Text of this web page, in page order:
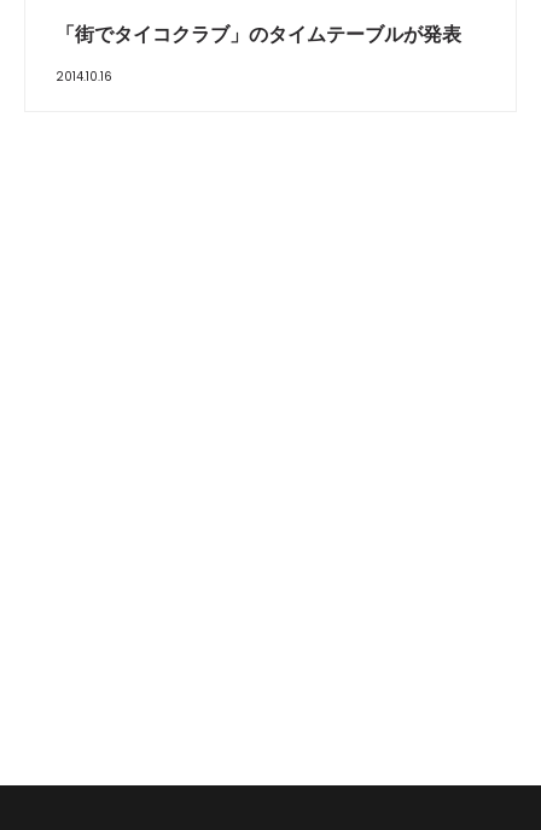
「街でタイコクラブ」のタイムテーブルが発表
2014.10.16